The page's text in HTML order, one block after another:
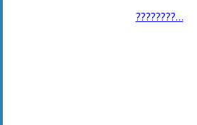
????????...